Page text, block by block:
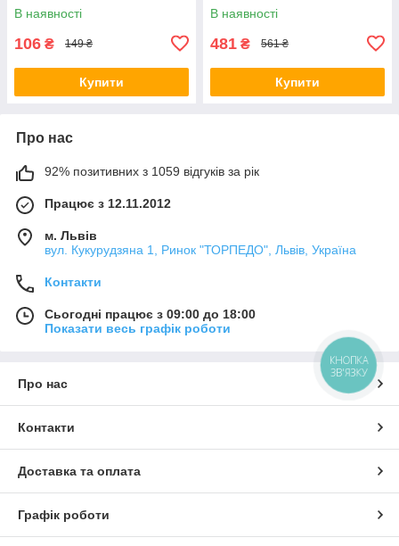
В наявності
106 ₴ 149 ₴
Купити
В наявності
481 ₴ 561 ₴
Купити
Про нас
92% позитивних з 1059 відгуків за рік
Працює з 12.11.2012
м. Львів
вул. Кукурудзяна 1, Ринок "ТОРПЕДО", Львів, Україна
Контакти
Сьогодні працює з 09:00 до 18:00
Показати весь графік роботи
Про нас
Контакти
Доставка та оплата
Графік роботи
КНОПКА
ЗВ'ЯЗКУ